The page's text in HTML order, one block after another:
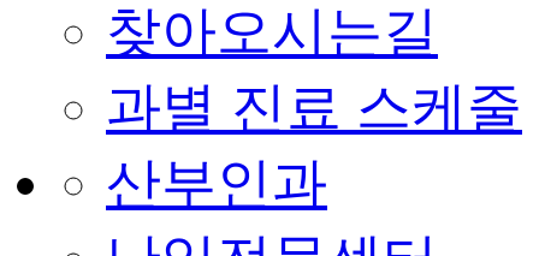
찾아오시는길
과별 진료 스케줄
산부인과